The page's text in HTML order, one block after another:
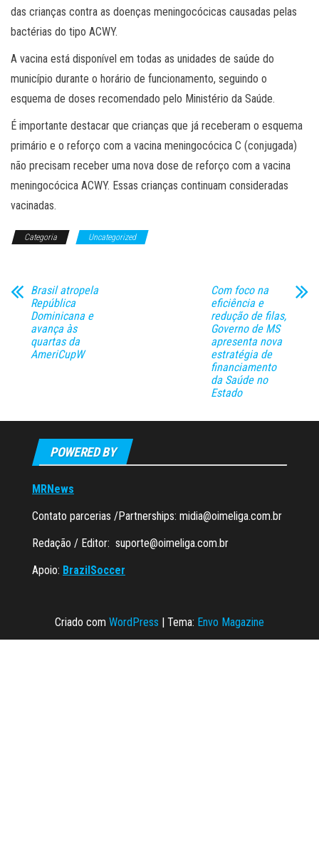
das crianças contra as doenças meningocócicas causadas pelas
bactérias do tipo ACWY.
A vacina está disponível em todas as unidades de saúde do
município durante o horário de funcionamento, seguindo o
esquema de doses recomendado pelo Ministério da Saúde.
É importante destacar que crianças que já receberam o esquema
primário e o reforço com a vacina meningocócica C (conjugada)
não precisam receber uma nova dose de reforço com a vacina
meningocócica ACWY. Essas crianças continuam consideradas
vacinadas.
Categoria Uncategorized
Brasil atropela
República
Dominicana e
avança às
quartas da
AmeriCupW
Com foco na
eficiência e
redução de filas,
Governo de MS
apresenta nova
estratégia de
financiamento
da Saúde no
Estado
POWERED BY
MRNews
Contato parcerias /Partnerships: midia@oimeliga.com.br
Redação / Editor: suporte@oimeliga.com.br
Apoio: BrazilSoccer
Criado com WordPress Tema: Envo Magazine